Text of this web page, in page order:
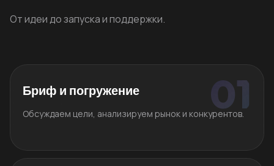
От идеи до запуска и поддержки.
Бриф и погружение
Обсуждаем цели, анализируем рынок и конкурентов.